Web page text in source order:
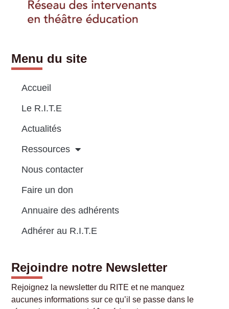
Menu du site
Accueil
Le R.I.T.E
Actualités
Ressources
Nous contacter
Faire un don
Annuaire des adhérents
Adhérer au R.I.T.E
Rejoindre notre Newsletter
Rejoignez la newsletter du RITE et ne manquez
aucunes informations sur ce qu’il se passe dans le